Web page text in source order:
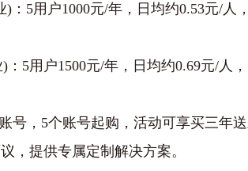
：5用户‌1000元/年‌，日均约0.53元/人
5用户‌1500元/年‌，日均约0.69元/人
号，5个账号起购，活动可享买三年送
，提供专属定制解决方案。